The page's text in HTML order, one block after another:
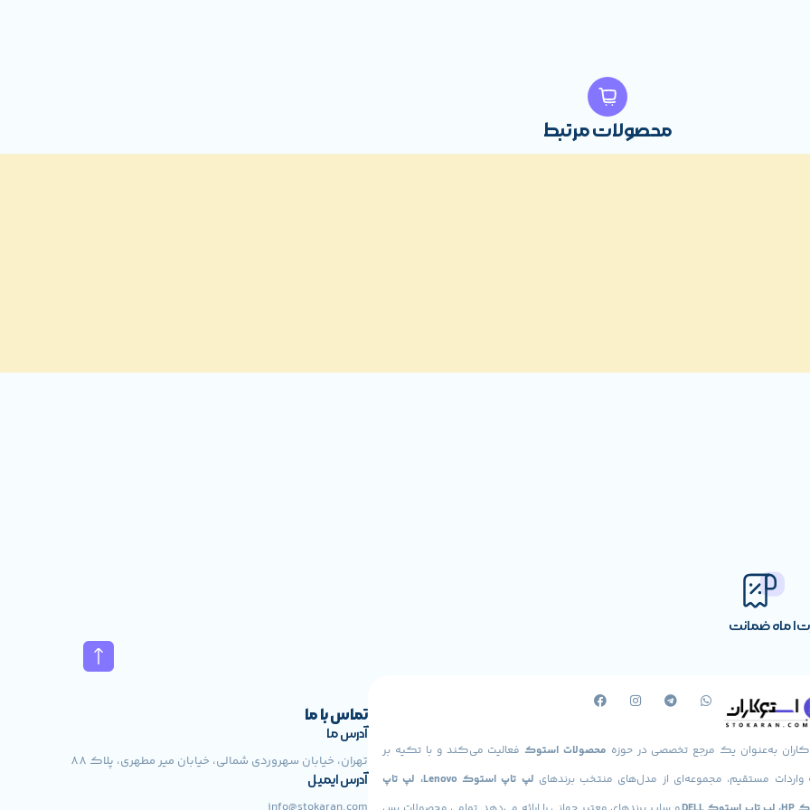
برای کلاس‌های آنلاین، تدریس یا یادگیری از راه دور ایده‌آل باشد.
کاملاً مناسب است.
یا سیستم کنترل موجودی مورد استفاده قرار گیرد.
محصولات مرتبط
1 ماه ضمانت
به‌عنوان یک مرجع تخصصی در حوزه محصولات استوک فعالیت می‌کند و با تکیه بر
واردات مستقیم، مجموعه‌ای از مدل‌های منتخب برندهای
لپ تاپ استوک Lenovo، لپ تاپ
تماس با ما
آدرس ما
تهران، خیابان سهروردی شمالی، خیابان میر مطهری، پلاک 88
آدرس ایمیل